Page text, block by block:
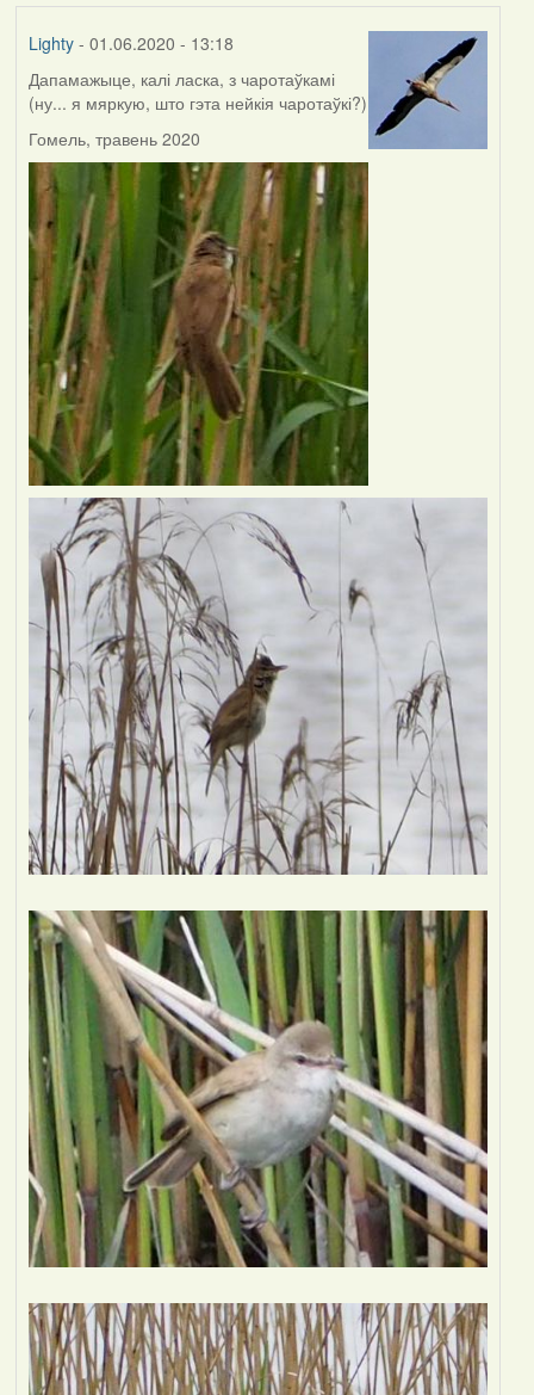
Lighty- 01.06.2020 - 13:18
Дапамажыце, калі ласка, з чаротаўкамі
(ну... я мяркую, што гэта нейкія чаротаўкі?)
Гомель, травень 2020